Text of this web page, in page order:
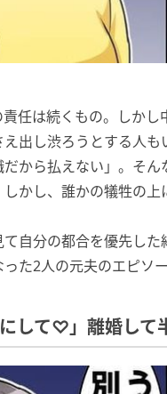
任は続くもの。しか
出し渋ろうとする人も
だから払えない」。そ
かし、誰かの犠牲の
自分の都合を優先し
た2人の元夫のエピソ
して♡」離婚し